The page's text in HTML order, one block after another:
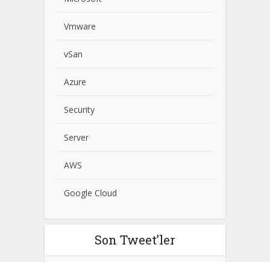
Vmware
vSan
Azure
Security
Server
AWS
Google Cloud
Son Tweet’ler